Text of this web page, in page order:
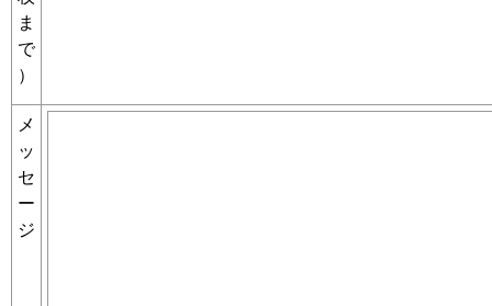
ま
で
）
メ
ッ
セ
ー
ジ